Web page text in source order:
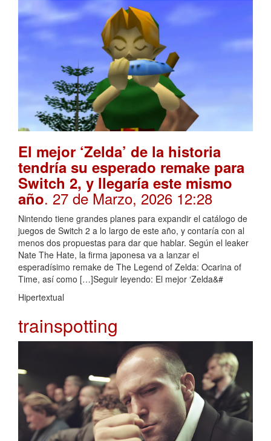
El mejor ‘Zelda’ de la historia
tendría su esperado remake para
Switch 2, y llegaría este mismo
año. 27 de Marzo, 2026 12:28
Nintendo tiene grandes planes para expandir el catálogo de
juegos de Switch 2 a lo largo de este año, y contaría con al
menos dos propuestas para dar que hablar. Según el leaker
Nate The Hate, la firma japonesa va a lanzar el
esperadísimo remake de The Legend of Zelda: Ocarina of
Time, así como […]Seguir leyendo: El mejor ‘Zelda&#
Hipertextual
trainspotting